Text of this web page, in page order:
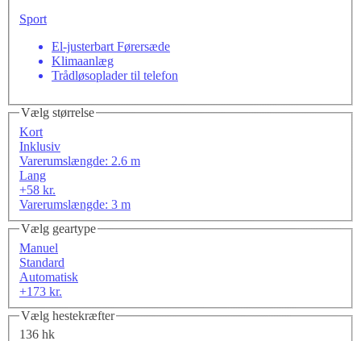
Sport
El-justerbart Førersæde
Klimaanlæg
Trådløsoplader til telefon
Vælg størrelse
Kort
Inklusiv
Varerumslængde: 2.6 m
Lang
+58 kr.
Varerumslængde: 3 m
Vælg geartype
Manuel
Standard
Automatisk
+173 kr.
Vælg hestekræfter
136 hk